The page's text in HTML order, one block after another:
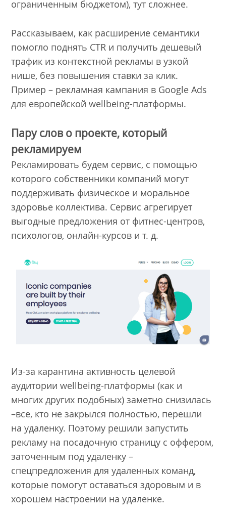
ограниченным бюджетом), тут сложнее.
Рассказываем, как расширение семантики
помогло поднять CTR и получить дешевый
трафик из контекстной рекламы в узкой
нише, без повышения ставки за клик.
Пример – рекламная кампания в Google Ads
для европейской wellbeing-платформы.
Пару слов о проекте, который
рекламируем
Рекламировать будем сервис, с помощью
которого собственники компаний могут
поддерживать физическое и моральное
здоровье коллектива. Сервис агрегирует
выгодные предложения от фитнес-центров,
психологов, онлайн-курсов и т. д.
Из-за карантина активность целевой
аудитории wellbeing-платформы (как и
многих других подобных) заметно снизилась
–все, кто не закрылся полностью, перешли
на удаленку. Поэтому решили запустить
рекламу на посадочную страницу с оффером,
заточенным под удаленку –
спецпредложения для удаленных команд,
которые помогут оставаться здоровым и в
хорошем настроении на удаленке.